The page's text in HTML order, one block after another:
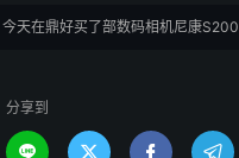
今天在鼎好买了部数码相机尼康S200
分享到
   